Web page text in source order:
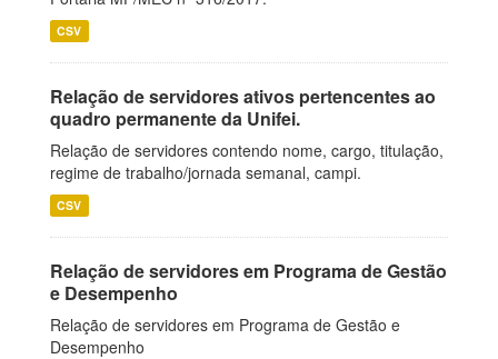
CSV
Relação de servidores ativos pertencentes ao
quadro permanente da Unifei.
Relação de servidores contendo nome, cargo, titulação,
regime de trabalho/jornada semanal, campi.
CSV
Relação de servidores em Programa de Gestão
e Desempenho
Relação de servidores em Programa de Gestão e
Desempenho